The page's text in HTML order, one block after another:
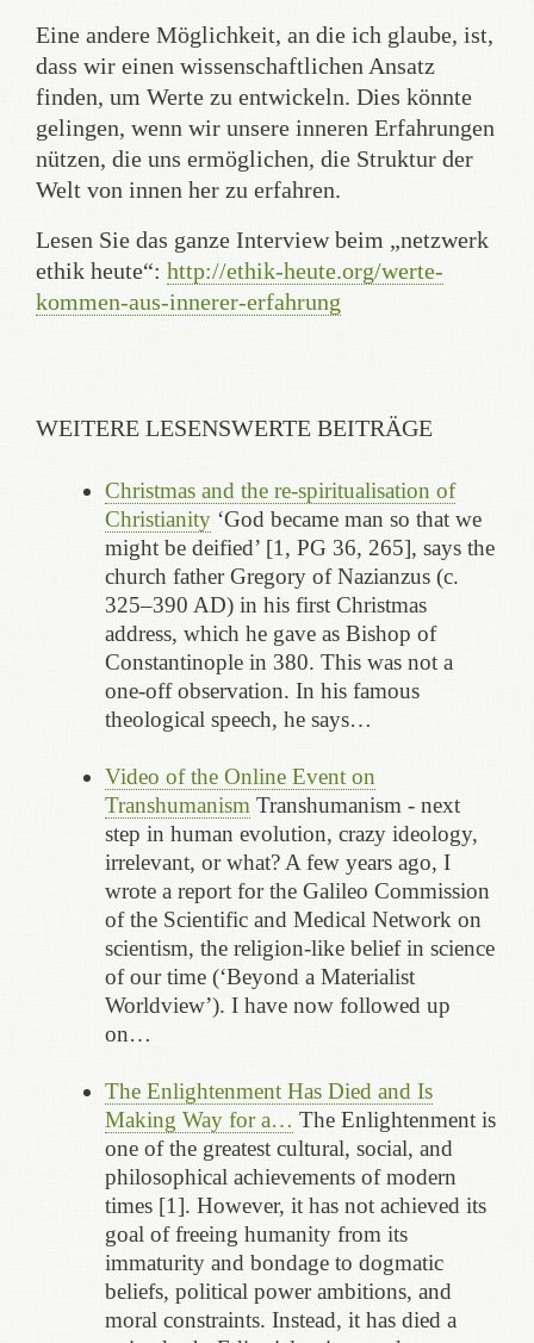
Eine andere Möglichkeit, an die ich glaube, ist,
dass wir einen wissenschaftlichen Ansatz
finden, um Werte zu entwickeln. Dies könnte
gelingen, wenn wir unsere inneren Erfahrungen
nützen, die uns ermöglichen, die Struktur der
Welt von innen her zu erfahren.
Lesen Sie das ganze Interview beim „netzwerk
ethik heute“: http://ethik-heute.org/werte-
kommen-aus-innerer-erfahrung
WEITERE LESENSWERTE BEITRÄGE
Christmas and the re-spiritualisation of
Christianity‘God became man so that we
might be deified’ [1, PG 36, 265], says the
church father Gregory of Nazianzus (c.
325–390 AD) in his first Christmas
address, which he gave as Bishop of
Constantinople in 380. This was not a
one-off observation. In his famous
theological speech, he says…
Video of the Online Event on
Transhumanism Transhumanism - next
step in human evolution, crazy ideology,
irrelevant, or what? A few years ago, I
wrote a report for the Galileo Commission
of the Scientific and Medical Network on
scientism, the religion-like belief in science
of our time (‘Beyond a Materialist
Worldview’). I have now followed up
on…
The Enlightenment Has Died and Is
Making Way for a… The Enlightenment is
one of the greatest cultural, social, and
philosophical achievements of modern
times [1]. However, it has not achieved its
goal of freeing humanity from its
immaturity and bondage to dogmatic
beliefs, political power ambitions, and
moral constraints. Instead, it has died a